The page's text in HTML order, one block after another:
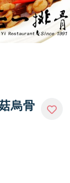
烏骨